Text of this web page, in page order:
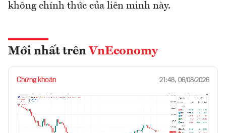
không chính thức của liên minh này.
Mới nhất trên VnEconomy
Chứng khoán 21:48, 06/08/2026